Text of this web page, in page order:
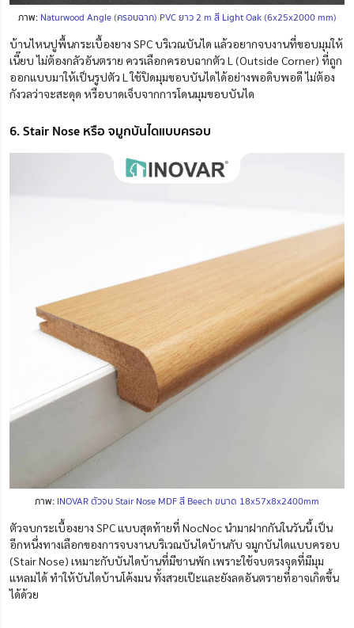
ภาพ: Naturwood Angle (ครอบฉาก) PVC ยาว 2 m สี Light Oak (6x25x2000 mm)
บ้านไหนปูพื้นกระเบื้องยาง SPC บริเวณบันได แล้วอยากจบงานที่ขอบมุมให้
เนี๊ยบ ไม่ต้องกลัวอันตราย ควรเลือกครอบฉากตัว L (Outside Corner) ที่ถูก
ออกแบบมาให้เป็นรูปตัว L ใช้ปิดมุมขอบบันไดได้อย่างพอดิบพอดี ไม่ต้อง
กังวลว่าจะสะดุด หรือบาดเจ็บจากการโดนมุมขอบบันได
6. Stair Nose หรือ จมูกบันไดแบบครอบ
ภาพ: INOVAR ตัวจบ Stair Nose MDF สี Beech ขนาด 18x57x8x2400mm
ตัวจบกระเบื้องยาง SPC แบบสุดท้ายที่ NocNoc นำมาฝากกันในวันนี้ เป็น
อีกหนึ่งทางเลือกของการจบงานบริเวณบันไดบ้านกับ จมูกบันไดแบบครอบ
(Stair Nose) เหมาะกับบันไดบ้านที่มีชานพัก เพราะใช้จบตรงจุดที่มีมุม
แหลมได้ ทำให้บันไดบ้านโค้งมน ทั้งสวยเป๊ะและยังลดอันตรายที่อาจเกิดขึ้น
ได้ด้วย